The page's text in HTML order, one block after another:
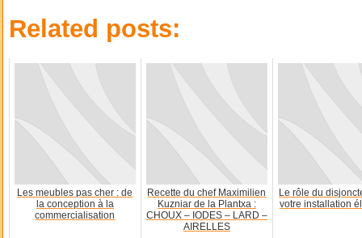
Related posts:
Les meubles pas cher : de
la conception à la
commercialisation
Recette du chef Maximilien
Kuzniar de la Plantxa :
CHOUX – IODES – LARD –
AIRELLES
Le rôle du
votre installation